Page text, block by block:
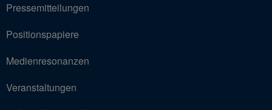
Pressemitteilungen
Positionspapiere
Medienresonanzen
Veranstaltungen